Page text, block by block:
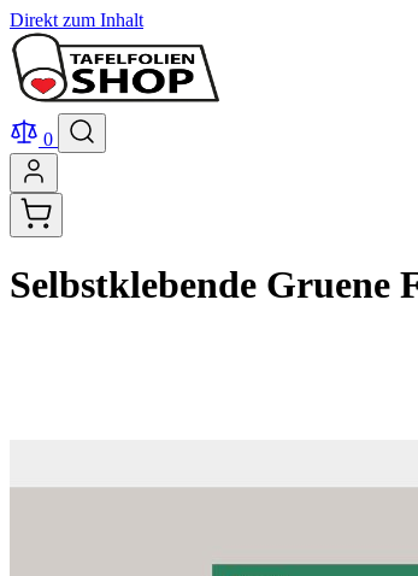
Direkt zum Inhalt
0
Selbstklebende Gruene